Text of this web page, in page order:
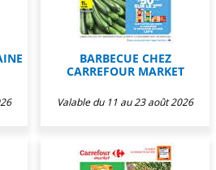
BARBECUE CHEZ
CARREFOUR MARKET
Valable du 11 au 23 août 2026